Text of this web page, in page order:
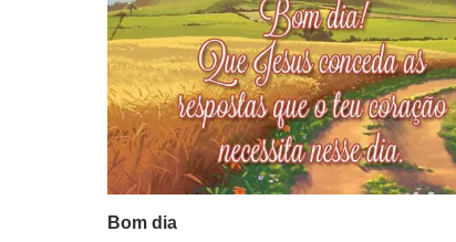
Bom dia